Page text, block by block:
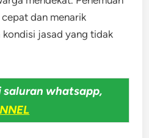
dan menarik
jasad yang tidak
saluran whatsapp,